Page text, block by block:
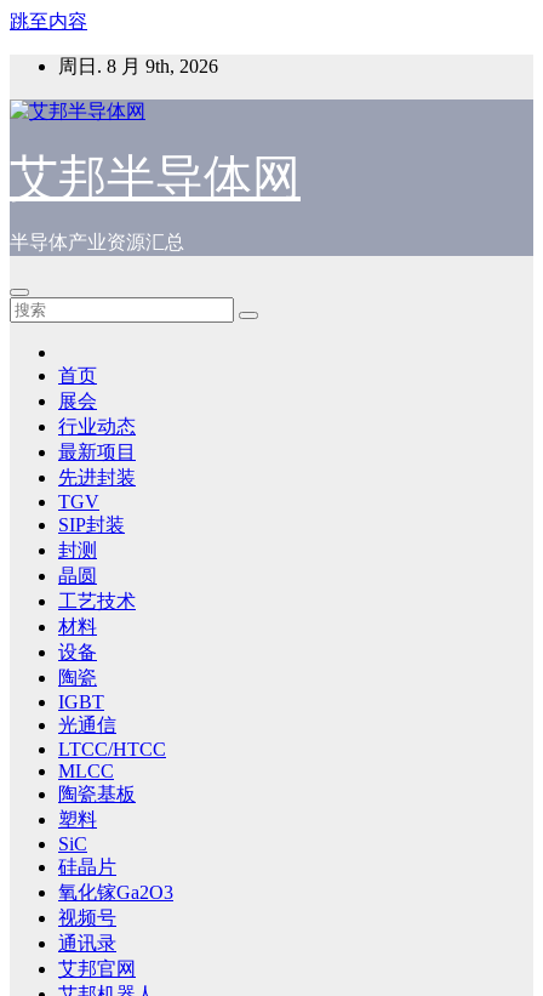
跳至内容
周日. 8 月 9th, 2026
艾邦半导体网
半导体产业资源汇总
首页
展会
行业动态
最新项目
先进封装
TGV
SIP封装
封测
晶圆
工艺技术
材料
设备
陶瓷
IGBT
光通信
LTCC/HTCC
MLCC
陶瓷基板
塑料
SiC
硅晶片
氧化镓Ga2O3
视频号
通讯录
艾邦官网